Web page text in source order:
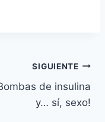
SIGUIENTE
de insulina
y… sí, sexo!